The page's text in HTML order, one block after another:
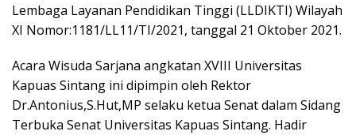
Lembaga Layanan Pendidikan Tinggi (LLDIKTI) Wilayah
XI Nomor:1181/LL11/TI/2021, tanggal 21 Oktober 2021.
Acara Wisuda Sarjana angkatan XVIII Universitas
Kapuas Sintang ini dipimpin oleh Rektor
Dr.Antonius,S.Hut,MP selaku ketua Senat dalam Sidang
Terbuka Senat Universitas Kapuas Sintang. Hadir